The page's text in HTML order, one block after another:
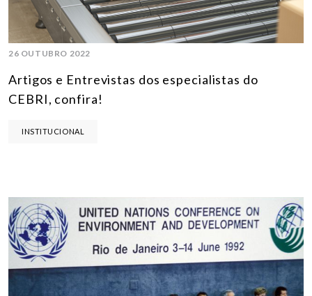
26 OUTUBRO 2022
Artigos e Entrevistas dos especialistas do
CEBRI, confira!
INSTITUCIONAL